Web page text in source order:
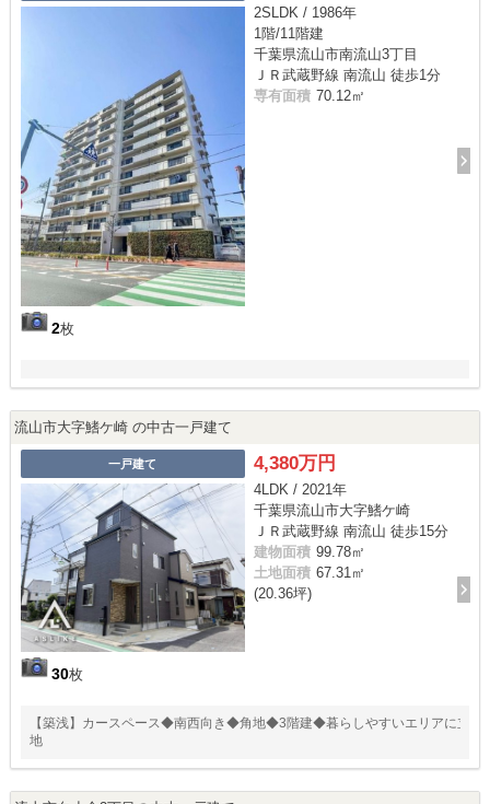
2枚
2SLDK / 1986年
1階/11階建
千葉県流山市南流山3丁目
ＪＲ武蔵野線 南流山 徒歩1分
専有面積 70.12㎡
流山市大字鰭ケ崎 の中古一戸建て
一戸建て
30枚
4,380万円
4LDK / 2021年
千葉県流山市大字鰭ケ崎
ＪＲ武蔵野線 南流山 徒歩15分
建物面積 99.78㎡
土地面積 67.31㎡
(20.36坪)
【築浅】カースペース◆南西向き◆角地◆3階建◆暮らしやすいエリアに立
地